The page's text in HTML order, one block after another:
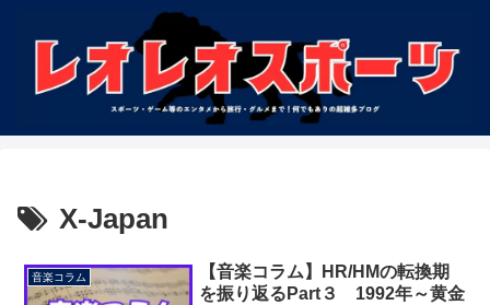
X-Japan
音楽コラム
【音楽コラム】HR/HMの転換期
を振り返るPart３ 1992年～黄金